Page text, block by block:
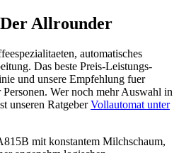
Allrounder
automatisches
Das beste Preis-Leistungs-
und unsere Empfehlung fuer
Wer noch mehr Auswahl in
unseren RatgeberVollautomat unter
mit konstantem Milchschaum,